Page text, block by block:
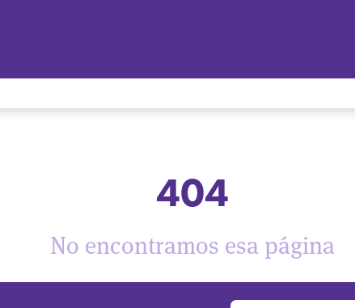
404
No encontramos esa página